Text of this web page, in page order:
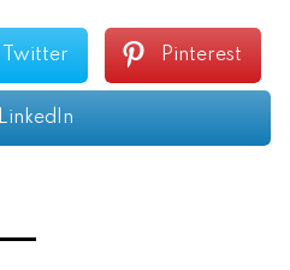
Twitter Pinterest
LinkedIn